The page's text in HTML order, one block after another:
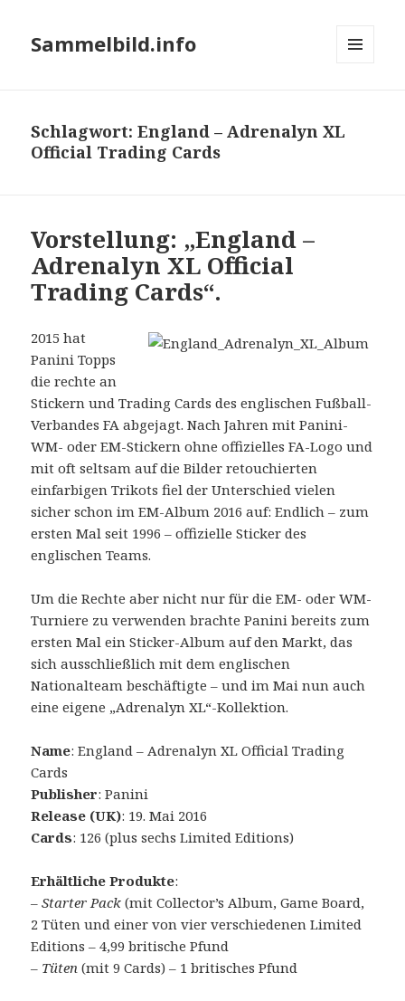
Sammelbild.info
Schlagwort:England – Adrenalyn XL
Official Trading Cards
Vorstellung: „England –
Adrenalyn XL Official
Trading Cards“.
2015 hat
Panini Topps
die rechte an
Stickern und Trading Cards des englischen Fußball-
Verbandes FA abgejagt. Nach Jahren mit Panini-
WM- oder EM-Stickern ohne offizielles FA-Logo und
mit oft seltsam auf die Bilder retouchierten
einfarbigen Trikots fiel der Unterschied vielen
sicher schon im EM-Album 2016 auf: Endlich – zum
ersten Mal seit 1996 – offizielle Sticker des
englischen Teams.
Um die Rechte aber nicht nur für die EM- oder WM-
Turniere zu verwenden brachte Panini bereits zum
ersten Mal ein Sticker-Album auf den Markt, das
sich ausschließlich mit dem englischen
Nationalteam beschäftigte – und im Mai nun auch
eine eigene „Adrenalyn XL“-Kollektion.
Name: England – Adrenalyn XL Official Trading
Cards
Publisher: Panini
Release (UK): 19. Mai 2016
Cards: 126 (plus sechs Limited Editions)
Erhältliche Produkte:
–Starter Pack (mit Collector’s Album, Game Board,
2 Tüten und einer von vier verschiedenen Limited
Editions – 4,99 britische Pfund
– Tüten (mit 9 Cards) – 1 britisches Pfund